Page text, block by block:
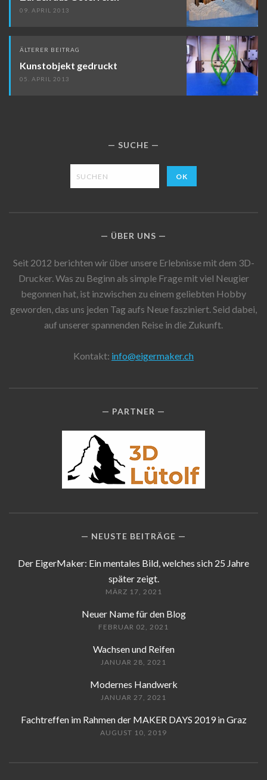
09. APRIL 2013
ÄLTERER BEITRAG
Kunstobjekt gedruckt
05. APRIL 2013
SUCHE
ÜBER UNS
Seit 2012 berichten wir über unsere Erlebnisse mit dem 3D-
Drucker. Was zu Beginn als simple Frage mit viel Neugier
begonnen hat, ist inzwischen zu einem geliebten Hobby
geworden, das uns jeden Tag aufs Neue fasziniert. Seid dabei,
auf unserer spannenden Reise in die Zukunft.
Kontakt: info@eigermaker.ch
PARTNER
NEUSTE BEITRÄGE
Der EigerMaker: Ein mentales Bild, welches sich 25 Jahre
später zeigt.
MÄRZ 17, 2021
Neuer Name für den Blog
FEBRUAR 02, 2021
Wachsen und Reifen
JANUAR 28, 2021
Modernes Handwerk
JANUAR 27, 2021
Fachtreffen im Rahmen der MAKER DAYS 2019 in Graz
AUGUST 10, 2019